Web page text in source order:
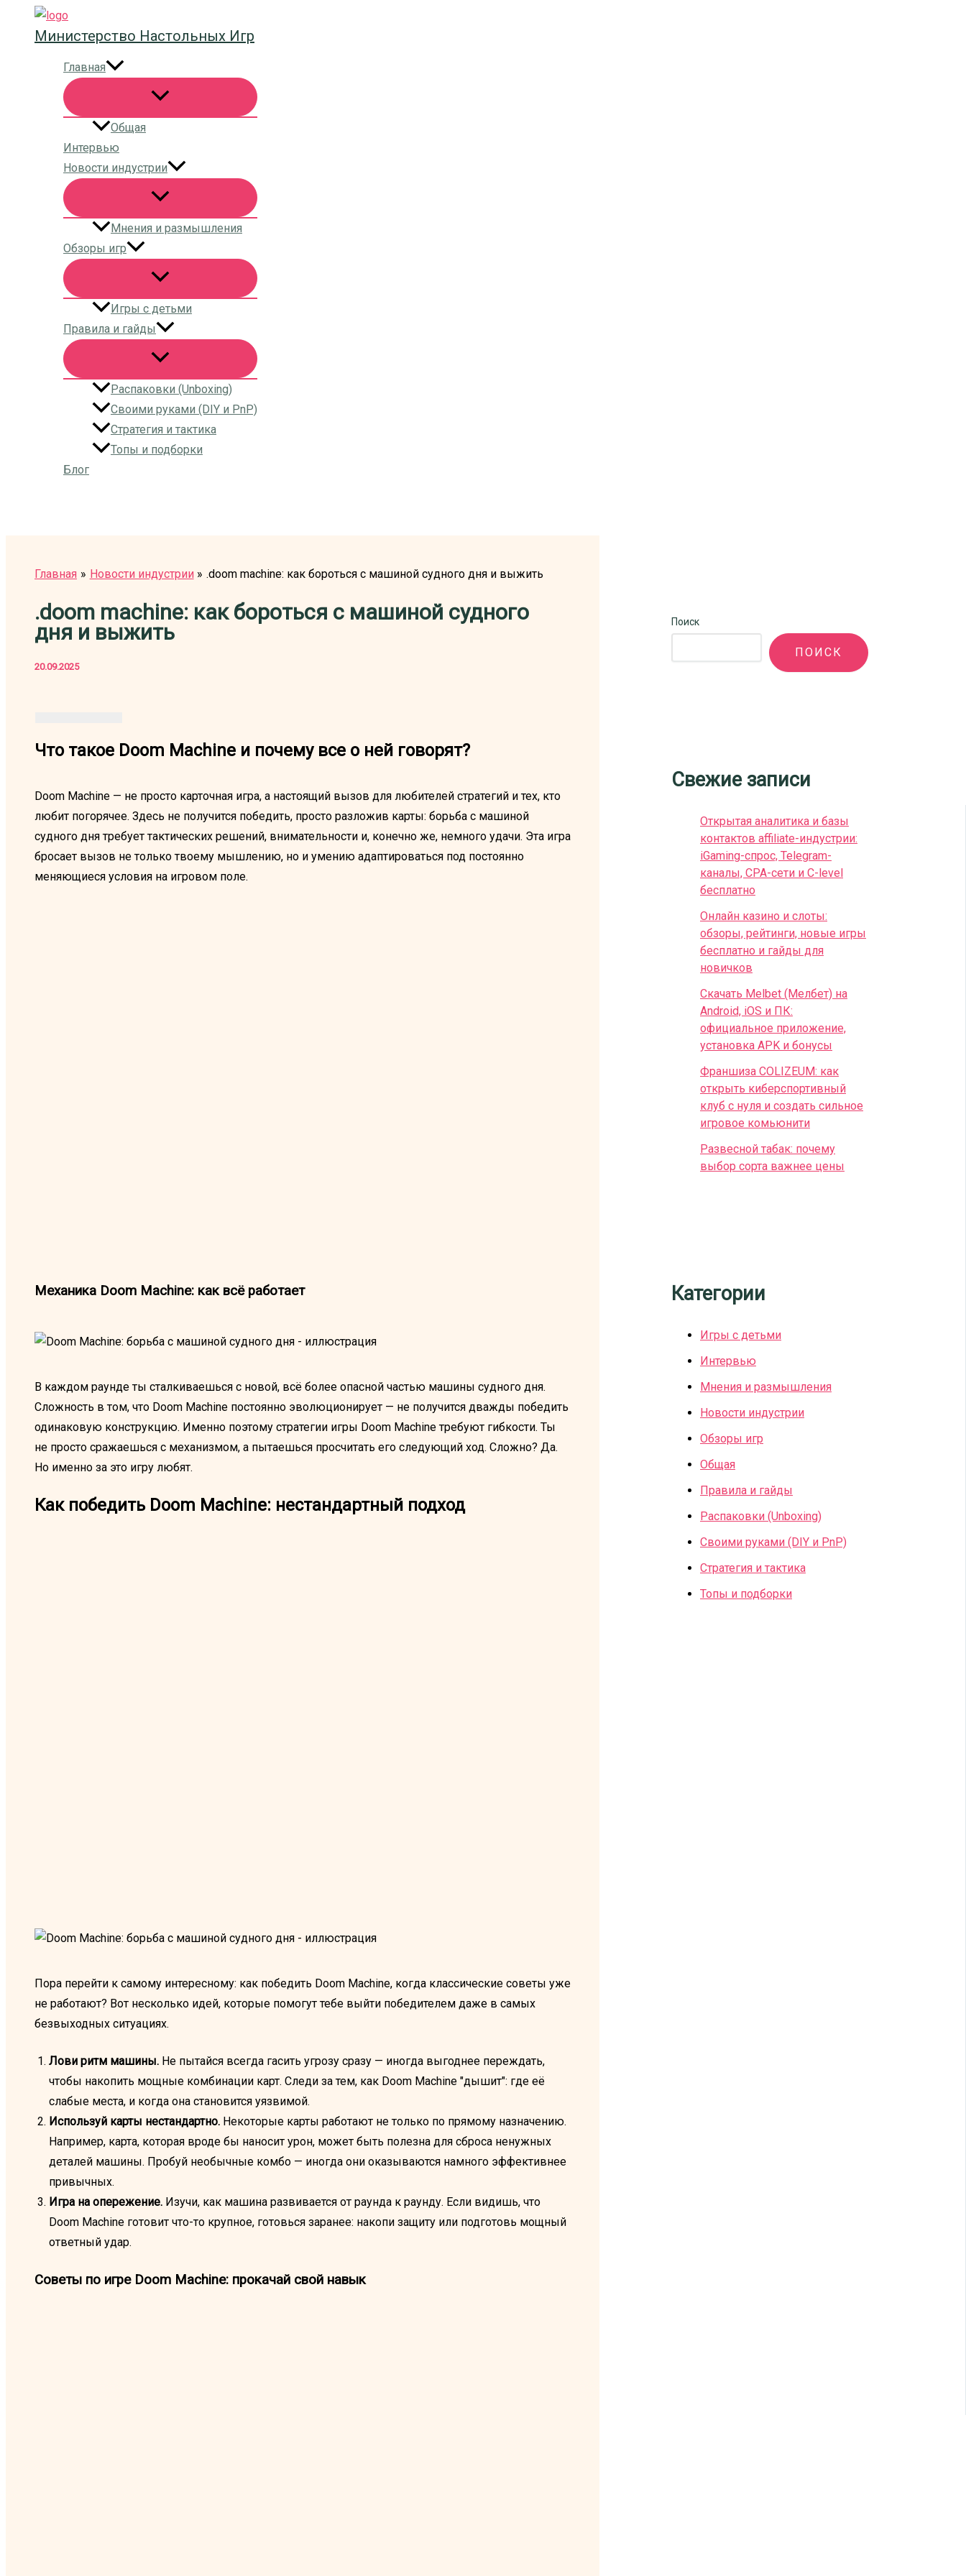
Перейти
Министерство Настольных Игр
Главная
Общая
Интервью
Новости индустрии
Мнения и размышления
Обзоры игр
Игры с детьми
Правила и гайды
Распаковки (Unboxing)
Своими руками (DIY и PnP)
Стратегия и тактика
Топы и подборки
Блог
Главная Новости индустрии .doom machine: как бороться с машиной судного дня и выжить
.doom machine: как бороться с машиной судного
дня и выжить
20.09.2025
Что такое Doom Machine и почему все о ней говорят?
Doom Machine — не просто карточная игра, а настоящий вызов для любителей стратегий и тех, кто
любит погорячее. Здесь не получится победить, просто разложив карты: борьба с машиной
судного дня требует тактических решений, внимательности и, конечно же, немного удачи. Эта игра
бросает вызов не только твоему мышлению, но и умению адаптироваться под постоянно
меняющиеся условия на игровом поле.
Механика Doom Machine: как всё работает
В каждом раунде ты сталкиваешься с новой, всё более опасной частью машины судного дня.
Сложность в том, что Doom Machine постоянно эволюционирует — не получится дважды победить
одинаковую конструкцию. Именно поэтому стратегии игры Doom Machine требуют гибкости. Ты
не просто сражаешься с механизмом, а пытаешься просчитать его следующий ход. Сложно? Да.
Но именно за это игру любят.
Как победить Doom Machine: нестандартный подход
Пора перейти к самому интересному: как победить Doom Machine, когда классические советы уже
не работают? Вот несколько идей, которые помогут тебе выйти победителем даже в самых
безвыходных ситуациях.
Лови ритм машины. Не пытайся всегда гасить угрозу сразу — иногда выгоднее переждать,
чтобы накопить мощные комбинации карт. Следи за тем, как Doom Machine "дышит": где её
слабые места, и когда она становится уязвимой.
Используй карты нестандартно. Некоторые карты работают не только по прямому назначению.
Например, карта, которая вроде бы наносит урон, может быть полезна для сброса ненужных
деталей машины. Пробуй необычные комбо — иногда они оказываются намного эффективнее
привычных.
Игра на опережение. Изучи, как машина развивается от раунда к раунду. Если видишь, что
Doom Machine готовит что-то крупное, готовься заранее: накопи защиту или подготовь мощный
ответный удар.
Советы по игре Doom Machine: прокачай свой навык
Поиск
ПОИСК
Свежие записи
Открытая аналитика и базы
контактов affiliate-индустрии:
iGaming-спрос, Telegram-
каналы, CPA-сети и C-level
бесплатно
Онлайн казино и слоты:
обзоры, рейтинги, новые игры
бесплатно и гайды для
новичков
Скачать Melbet (Мелбет) на
Android, iOS и ПК:
официальное приложение,
установка APK и бонусы
Франшиза COLIZEUM: как
открыть киберспортивный
клуб с нуля и создать сильное
игровое комьюнити
Развесной табак: почему
выбор сорта важнее цены
Категории
Игры с детьми
Интервью
Мнения и размышления
Новости индустрии
Обзоры игр
Общая
Правила и гайды
Распаковки (Unboxing)
Своими руками (DIY и PnP)
Стратегия и тактика
Топы и подборки